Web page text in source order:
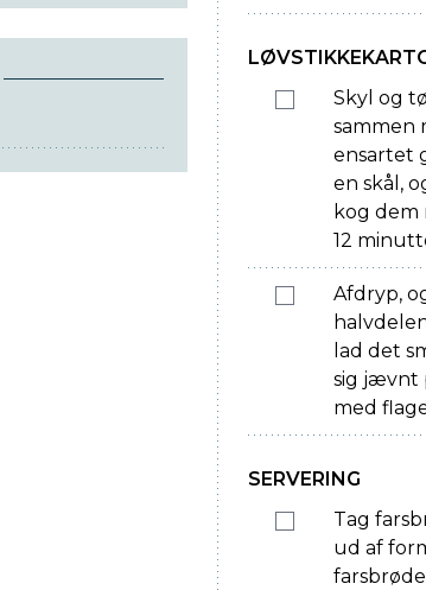
Skyl og
sammen
ensartet
en skål,
kog dem
12
Afdryp,
lad det
sig jævnt
med
SERVERING
Tag
ud af